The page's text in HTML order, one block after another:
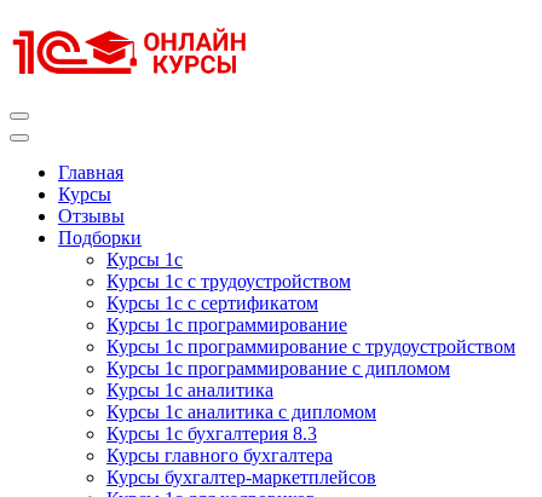
к
содержимому
Главная
Курсы
Отзывы
Подборки
Курсы 1с
Курсы 1с с трудоустройством
Курсы 1с с сертификатом
Курсы 1с программирование
Курсы 1с программирование с трудоустройством
Курсы 1с программирование с дипломом
Курсы 1с аналитика
Курсы 1с аналитика с дипломом
Курсы 1с бухгалтерия 8.3
Курсы главного бухгалтера
Курсы бухгалтер-маркетплейсов